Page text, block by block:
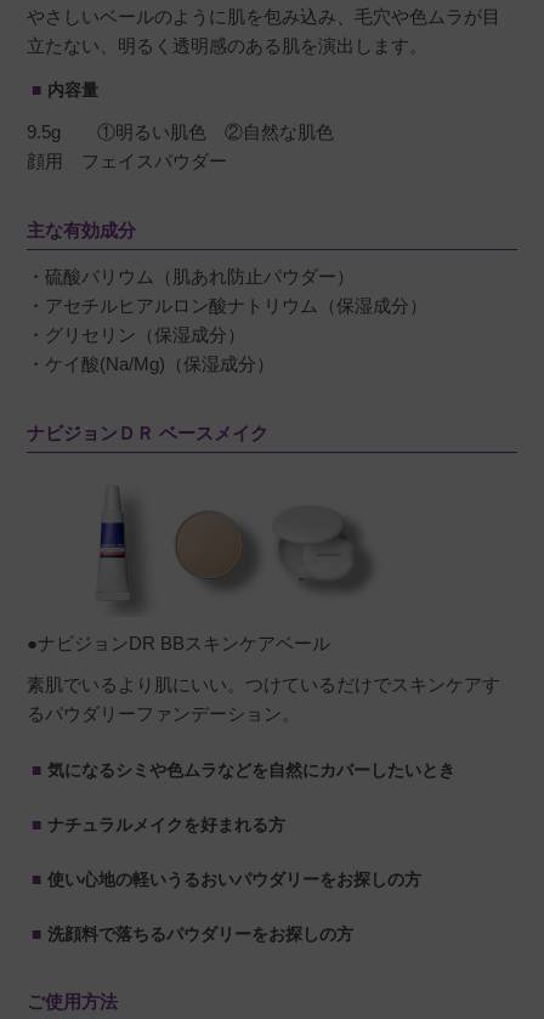
やさしいベールのように肌を包み込み、毛穴や色ムラが目
立たない、明るく透明感のある肌を演出します。
内容量
9.5g ①明るい肌色 ②自然な肌色
顔用 フェイスパウダー
主な有効成分
・硫酸バリウム（肌あれ防止パウダー）
・アセチルヒアルロン酸ナトリウム（保湿成分）
・グリセリン（保湿成分）
・ケイ酸(Na/Mg)（保湿成分）
ナビジョンＤＲ ベースメイク
●ナビジョンDR BBスキンケアベール
素肌でいるより肌にいい。つけているだけでスキンケアす
るパウダリーファンデーション。
気になるシミや色ムラなどを自然にカバーしたいとき
ナチュラルメイクを好まれる方
使い心地の軽いうるおいパウダリーをお探しの方
洗顔料で落ちるパウダリーをお探しの方
ご使用方法